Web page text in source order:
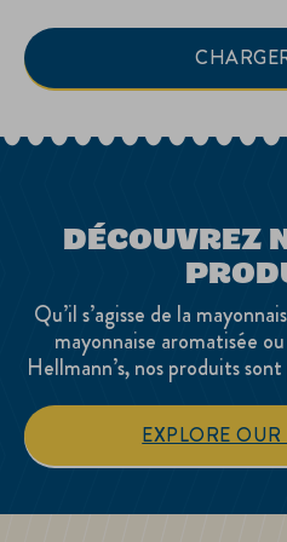
(340mL)
4.6
à
notes.
DÉCOUVREZ
Qu’il s’agisse de la
mayonnaise aromatisée
Hellmann’s, nos produits
EXPLORE